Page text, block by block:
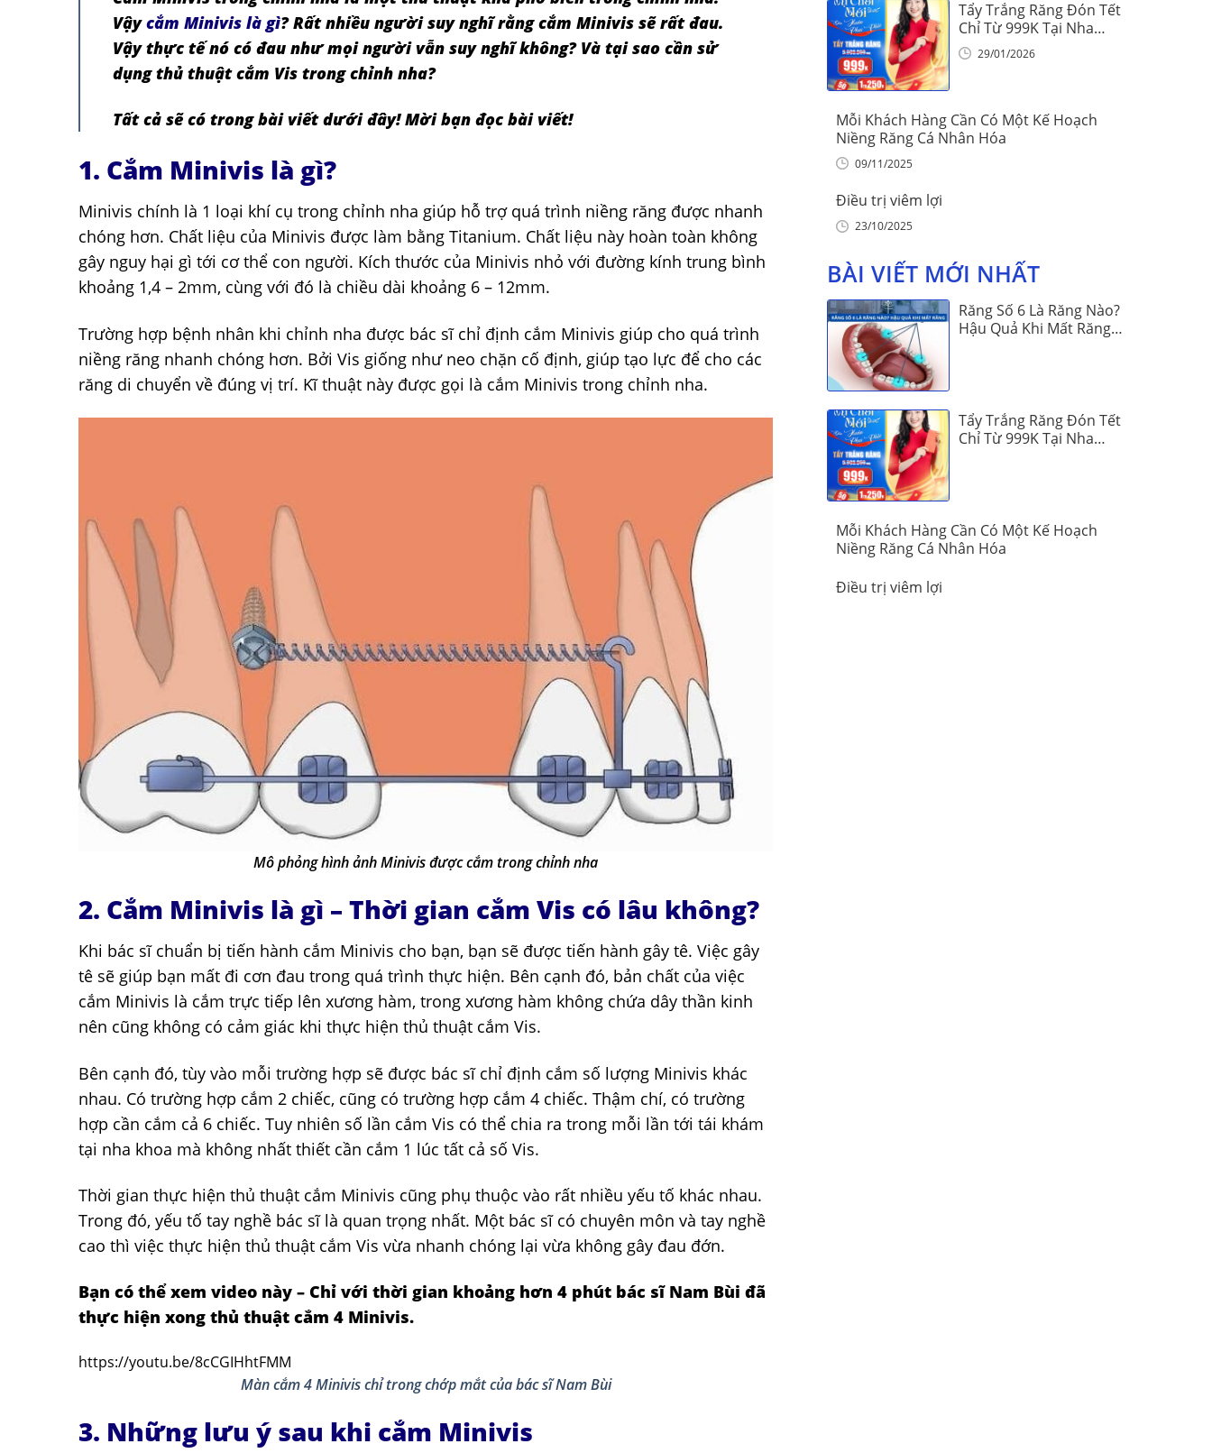
Vậycắm Minivis là gì? Rất nhiều người suy nghĩ rằng cắm Minivis sẽ rất đau.
Vậy thực tế nó có đau như mọi người vẫn suy nghĩ không? Và tại sao cần sử
dụng thủ thuật cắm Vis trong chỉnh nha?
Tất cả sẽ có trong bài viết dưới đây! Mời bạn đọc bài viết!
1. Cắm Minivis là gì?
Minivis chính là 1 loại khí cụ trong chỉnh nha giúp hỗ trợ quá trình niềng răng được nhanh
chóng hơn. Chất liệu của Minivis được làm bằng Titanium. Chất liệu này hoàn toàn không
gây nguy hại gì tới cơ thể con người. Kích thước của Minivis nhỏ với đường kính trung bình
khoảng 1,4 – 2mm, cùng với đó là chiều dài khoảng 6 – 12mm.
Trường hợp bệnh nhân khi chỉnh nha được bác sĩ chỉ định cắm Minivis giúp cho quá trình
niềng răng nhanh chóng hơn. Bởi Vis giống như neo chặn cố định, giúp tạo lực để cho các
răng di chuyển về đúng vị trí. Kĩ thuật này được gọi là cắm Minivis trong chỉnh nha.
Mô phỏng hình ảnh Minivis được cắm trong chỉnh nha
2. Cắm Minivis là gì – Thời gian cắm Vis có lâu không?
Khi bác sĩ chuẩn bị tiến hành cắm Minivis cho bạn, bạn sẽ được tiến hành gây tê. Việc gây
tê sẽ giúp bạn mất đi cơn đau trong quá trình thực hiện. Bên cạnh đó, bản chất của việc
cắm Minivis là cắm trực tiếp lên xương hàm, trong xương hàm không chứa dây thần kinh
nên cũng không có cảm giác khi thực hiện thủ thuật cắm Vis.
Bên cạnh đó, tùy vào mỗi trường hợp sẽ được bác sĩ chỉ định cắm số lượng Minivis khác
nhau. Có trường hợp cắm 2 chiếc, cũng có trường hợp cắm 4 chiếc. Thậm chí, có trường
hợp cần cắm cả 6 chiếc. Tuy nhiên số lần cắm Vis có thể chia ra trong mỗi lần tới tái khám
tại nha khoa mà không nhất thiết cần cắm 1 lúc tất cả số Vis.
Thời gian thực hiện thủ thuật cắm Minivis cũng phụ thuộc vào rất nhiều yếu tố khác nhau.
Trong đó, yếu tố tay nghề bác sĩ là quan trọng nhất. Một bác sĩ có chuyên môn và tay nghề
cao thì việc thực hiện thủ thuật cắm Vis vừa nhanh chóng lại vừa không gây đau đớn.
Bạn có thể xem video này – Chỉ với thời gian khoảng hơn 4 phút bác sĩ Nam Bùi đã
thực hiện xong thủ thuật cắm 4 Minivis.
https://youtu.be/8cCGIHhtFMM
Màn cắm 4 Minivis chỉ trong chớp mắt của bác sĩ Nam Bùi
3. Những lưu ý sau khi cắm Minivis
Tẩy Trắng Răng Đón Tết
Chỉ Từ 999K Tại Nha
Khoa Vinalign
29/01/2026
Mỗi Khách Hàng Cần Có Một Kế Hoạch
Niềng Răng Cá Nhân Hóa
09/11/2025
Điều trị viêm lợi
23/10/2025
BÀI VIẾT MỚI NHẤT
Răng Số 6 Là Răng Nào?
Hậu Quả Khi Mất Răng
Tẩy Trắng Răng Đón Tết
Chỉ Từ 999K Tại Nha
Mỗi Khách Hàng Cần Có Một Kế Hoạch
Niềng Răng Cá Nhân Hóa
Điều trị viêm lợi